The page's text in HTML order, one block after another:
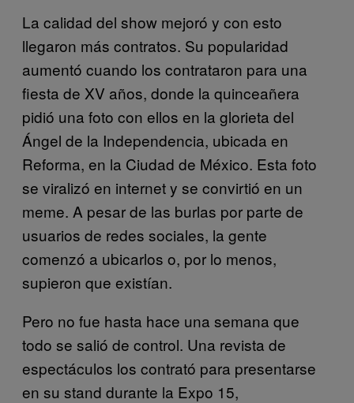
La calidad del show mejoró y con esto
llegaron más contratos. Su popularidad
aumentó cuando los contrataron para una
fiesta de XV años, donde la quinceañera
pidió una foto con ellos en la glorieta del
Ángel de la Independencia, ubicada en
Reforma, en la Ciudad de México. Esta foto
se viralizó en internet y se convirtió en un
meme. A pesar de las burlas por parte de
usuarios de redes sociales, la gente
comenzó a ubicarlos o, por lo menos,
supieron que existían.
Pero no fue hasta hace una semana que
todo se salió de control. Una revista de
espectáculos los contrató para presentarse
en su stand durante la Expo 15,